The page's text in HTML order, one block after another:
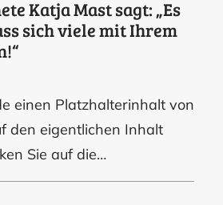
Katja Mast sagt: „Es
sich viele mit Ihrem
einen Platzhalterinhalt von
den eigentlichen Inhalt
Sie auf die…